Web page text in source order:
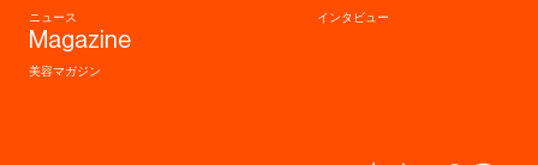
ニュース インタビュー
Magazine
美容マガジン